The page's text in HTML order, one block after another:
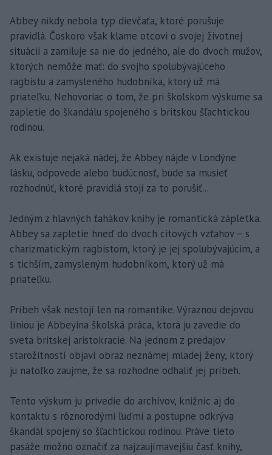
Abbey nikdy nebola typ dievčaťa, ktoré porušuje
pravidlá. Čoskoro však klame otcovi o svojej životnej
situácii a zamiluje sa nie do jedného, ale do dvoch mužov,
ktorých nemôže mať: do svojho spolubývajúceho
ragbistu a zamysleného hudobníka, ktorý už má
priateľku. Nehovoriac o tom, že pri školskom výskume sa
zapletie do škandálu spojeného s britskou šľachtickou
rodinou.
Ak existuje nejaká nádej, že Abbey nájde v Londýne
lásku, odpovede alebo budúcnosť, bude sa musieť
rozhodnúť, ktoré pravidlá stojí za to porušiť...
Jedným z hlavných ťahákov knihy je romantická zápletka.
Abbey sa zapletie hneď do dvoch citových vzťahov – s
charizmatickým ragbistom, ktorý je jej spolubývajúcim, a
s tichším, zamysleným hudobníkom, ktorý už má
priateľku.
Príbeh však nestojí len na romantike. Výraznou dejovou
líniou je Abbeyina školská práca, ktorá ju zavedie do
sveta britskej aristokracie. Na jednom z predajov
starožitností objaví obraz neznámej mladej ženy, ktorý
ju natoľko zaujme, že sa rozhodne odhaliť jej príbeh.
Tento výskum ju privedie do archívov, knižníc aj do
kontaktu s rôznorodými ľuďmi a postupne odkrýva
škandál spojený so šľachtickou rodinou. Práve tieto
pasáže možno označiť za najzaujímavejšiu časť knihy,